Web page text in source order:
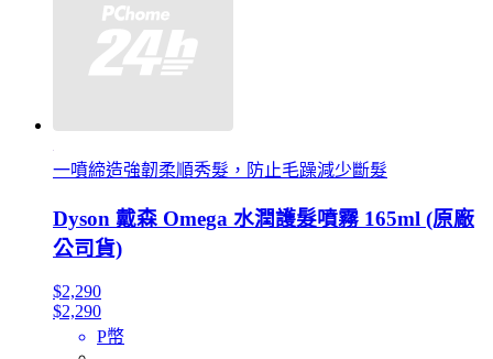
一噴締造強韌柔順秀髮，防止毛躁減少斷髮
Dyson 戴森 Omega 水潤護髮噴霧 165ml (原廠
公司貨)
$2,290
$2,290
P幣